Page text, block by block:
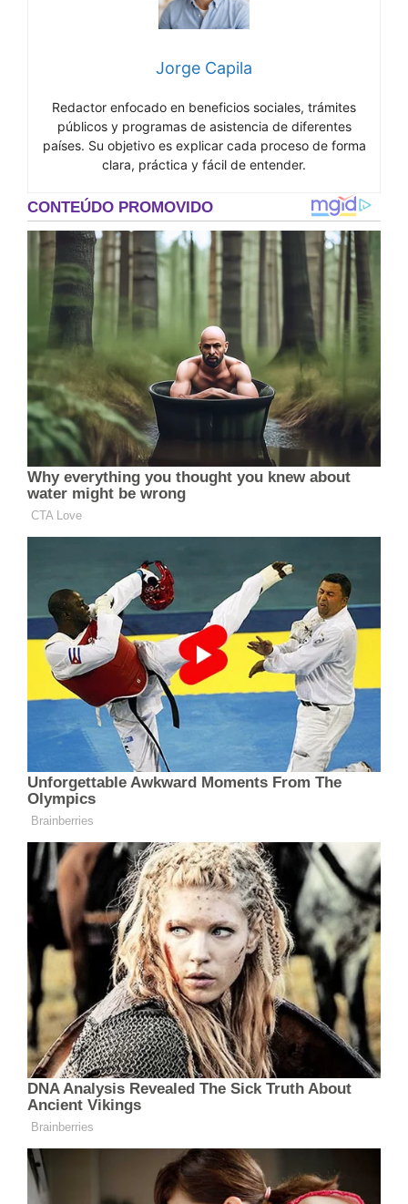
Jorge Capila
Redactor enfocado en beneficios sociales, trámites
públicos y programas de asistencia de diferentes
países. Su objetivo es explicar cada proceso de forma
clara, práctica y fácil de entender.